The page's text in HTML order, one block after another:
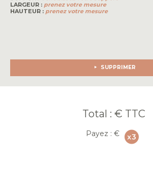
LARGEUR : prenez votre mesure
HAUTEUR : prenez votre mesure
SUPPRIMER
Total : € TTC
Payez :€